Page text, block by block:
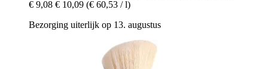
€ 9,08 € 10,09 (€ 60,53 / l)
Bezorging uiterlijk op 13. augustus